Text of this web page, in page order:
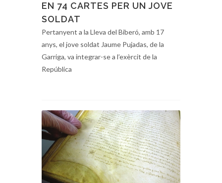
EN 74 CARTES PER UN JOVE
SOLDAT
Pertanyent a la Lleva del Biberó, amb 17
anys, el jove soldat Jaume Pujadas, de la
Garriga, va integrar-se a l’exèrcit de la
República